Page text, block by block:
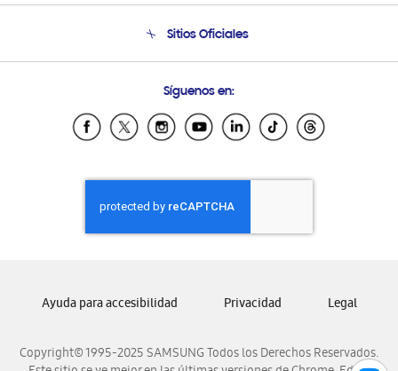
Condiciones de Compra
Soporte vía eMail
Sitios Oficiales
Samsung Ecuador
Samsung El Salvador
Samsung Honduras
Samsung Nicaragua
Samsung Panamá
Samsung Venezuela
Síguenos en:
Copyright© 1995-2025 SAMSUNG Todos los Derechos Reservados.
Ayuda para accesibilidad Privacidad Legal